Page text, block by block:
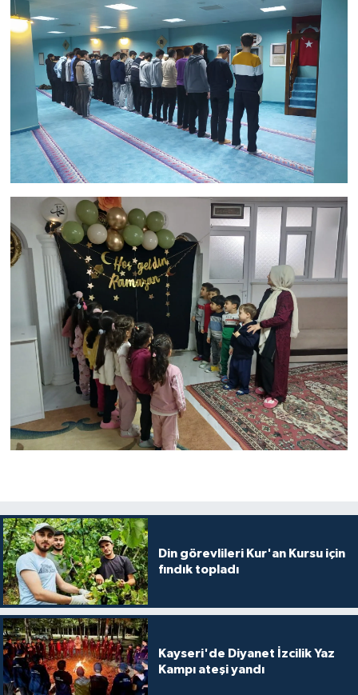
Din görevlileri Kur'an Kursu için
fındık topladı
Kayseri'de Diyanet İzcilik Yaz
Kampı ateşi yandı
Hakkari Müftülüğü
Hatay Müftülüğü
Iğdır Müftülüğü
Isparta Müftülüğü
İstanbul Müftülüğü
İzmir Müftülüğü
Kahramanmaraş Müftülüğü
Karabük Müftülüğü
Karaman Müftülüğü
Kars Müftülüğü
Kastamonu Müftülüğü
Kilis Müftülüğü
Kırıkkale Müftülüğü
Kırklareli Müftülüğü
Kırşehir Müftülüğü
Kocaeli Müftülüğü